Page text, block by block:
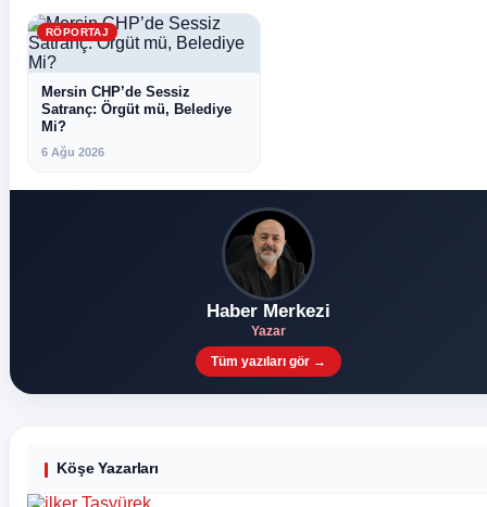
RÖPORTAJ
Mersin CHP’de Sessiz
Satranç: Örgüt mü, Belediye
Mi?
6 Ağu 2026
Haber Merkezi
Yazar
Tüm yazıları gör →
Köşe Yazarları